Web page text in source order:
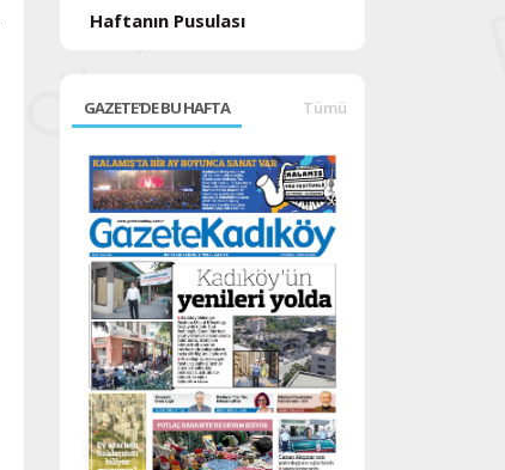
Haftanın Pusulası
GAZETE'DE BU HAFTA Tümü